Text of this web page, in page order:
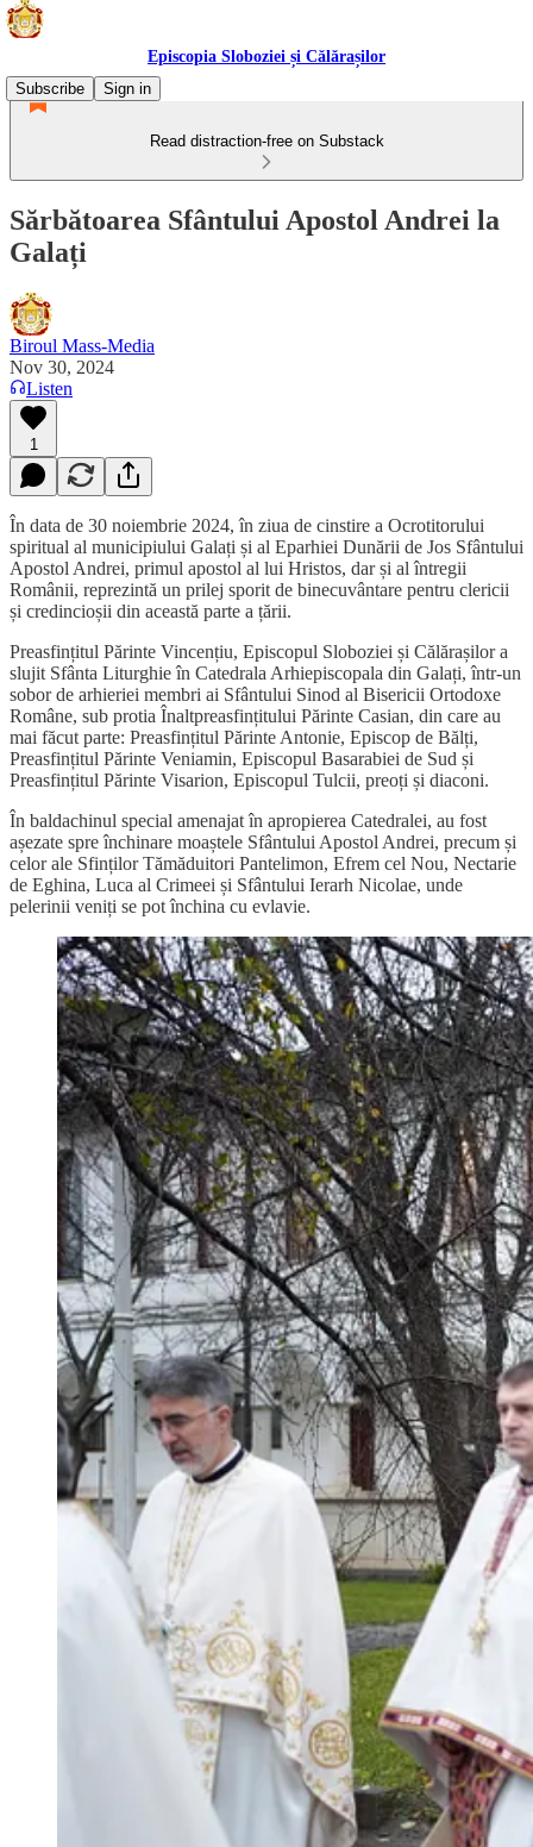
Episcopia Sloboziei și Călărașilor
Subscribe
Sign in
Read distraction-free on Substack
Sărbătoarea Sfântului Apostol Andrei la
Galați
Biroul Mass-Media
Nov 30, 2024
Listen
1
În data de 30 noiembrie 2024, în ziua de cinstire a Ocrotitorului
spiritual al municipiului Galați și al Eparhiei Dunării de Jos Sfântului
Apostol Andrei, primul apostol al lui Hristos, dar și al întregii
Românii, reprezintă un prilej sporit de binecuvântare pentru clericii
și credincioșii din această parte a țării.
Preasfințitul Părinte Vincențiu, Episcopul Sloboziei și Călărașilor a
slujit Sfânta Liturghie în Catedrala Arhiepiscopala din Galați, într-un
sobor de arhieriei membri ai Sfântului Sinod al Bisericii Ortodoxe
Române, sub protia Înaltpreasfințitului Părinte Casian, din care au
mai făcut parte: Preasfințitul Părinte Antonie, Episcop de Bălți,
Preasfințitul Părinte Veniamin, Episcopul Basarabiei de Sud și
Preasfințitul Părinte Visarion, Episcopul Tulcii, preoți și diaconi.
În baldachinul special amenajat în apropierea Catedralei, au fost
așezate spre închinare moaștele Sfântului Apostol Andrei, precum și
celor ale Sfinților Tămăduitori Pantelimon, Efrem cel Nou, Nectarie
de Eghina, Luca al Crimeei și Sfântului Ierarh Nicolae, unde
pelerinii veniți se pot închina cu evlavie.